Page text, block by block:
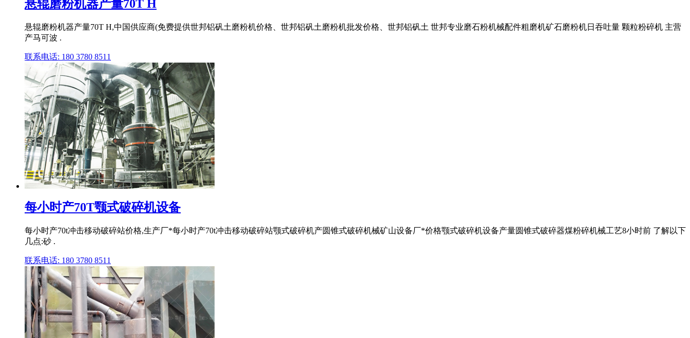
悬辊磨粉机器产量70T H
悬辊磨粉机器产量70T H,中国供应商(免费提供世邦铝矾土磨粉机价格、世邦铝矾土磨粉机批发价格、世邦铝矾土 世邦专业磨石粉机械配件粗磨机矿石磨粉机日吞吐量 颗粒粉碎机 主营
产马可波 .
联系电话: 180 3780 8511
每小时产70T颚式破碎机设备
每小时产70t冲击移动破碎站价格,生产厂*每小时产70t冲击移动破碎站颚式破碎机产圆锥式破碎机械矿山设备厂*价格颚式破碎机设备产量圆锥式破碎器煤粉碎机械工艺8小时前 了解以下
几点:砂 .
联系电话: 180 3780 8511